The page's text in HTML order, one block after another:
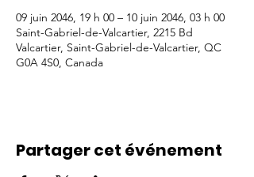
09 juin 2046, 19 h 00 – 10 juin 2046, 03 h 00
Saint-Gabriel-de-Valcartier, 2215 Bd
Valcartier, Saint-Gabriel-de-Valcartier, QC
G0A 4S0, Canada
Partager cet événement